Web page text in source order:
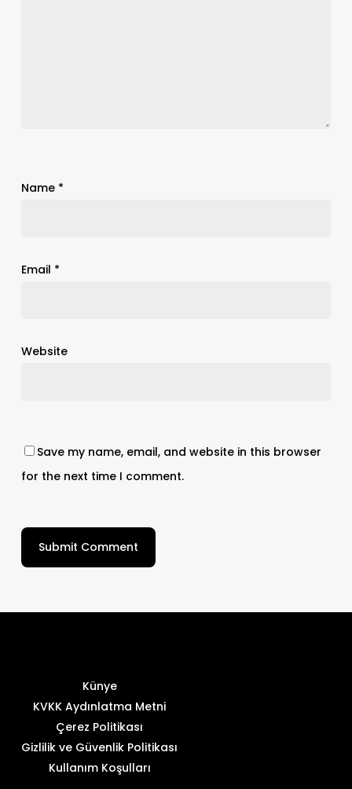
Name *
Email *
Website
Save my name, email, and website in this browser
for the next time I comment.
Künye
KVKK Aydınlatma Metni
Çerez Politikası
Gizlilik ve Güvenlik Politikası
Kullanım Koşulları